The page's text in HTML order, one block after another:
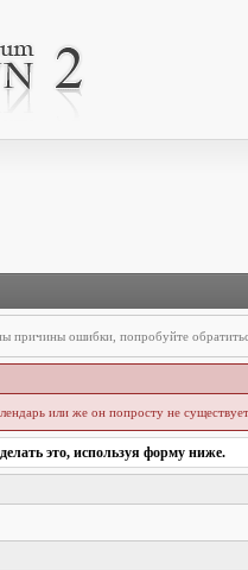
причины ошибки, попробуйте
или же он попросту не существует
это, используя форму ниже.